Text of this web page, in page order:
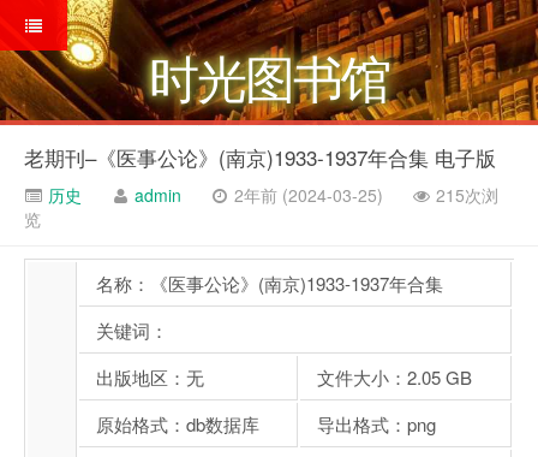
时光图书馆
老期刊–《医事公论》(南京)1933-1937年合集 电子版
历史 admin 2年前 (2024-03-25)
215次浏
览
名称：《医事公论》(南京)1933-1937年合集
关键词：
出版地区：无
文件大小：2.05 GB
原始格式：db数据库
导出格式：png